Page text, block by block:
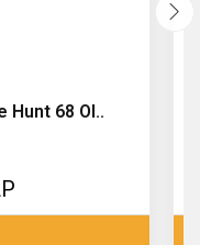
Hunt 68 Ol..